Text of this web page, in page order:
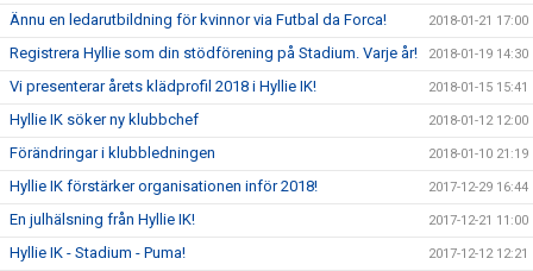
Ännu en ledarutbildning för kvinnor via Futbal da Forca! 2018-01-21 17:00
Registrera Hyllie som din stödförening på Stadium. Varje år! 2018-01-19 14:30
Vi presenterar årets klädprofil 2018 i Hyllie IK! 2018-01-15 15:41
Hyllie IK söker ny klubbchef 2018-01-12 12:00
Förändringar i klubbledningen 2018-01-10 21:19
Hyllie IK förstärker organisationen inför 2018! 2017-12-29 16:44
En julhälsning från Hyllie IK! 2017-12-21 11:00
Hyllie IK - Stadium - Puma! 2017-12-12 12:21